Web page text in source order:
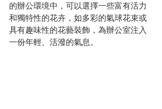
的辦公環境中，可以選擇一些富有活力
和獨特性的花卉，如多彩的氣球花束或
具有趣味性的花藝裝飾，為辦公室注入
一份年輕、活潑的氣息。